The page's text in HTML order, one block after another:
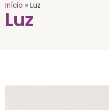
Início » Luz
Luz